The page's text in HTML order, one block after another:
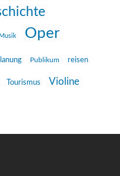
Oper
Publikum reisen
Tourismus Violine